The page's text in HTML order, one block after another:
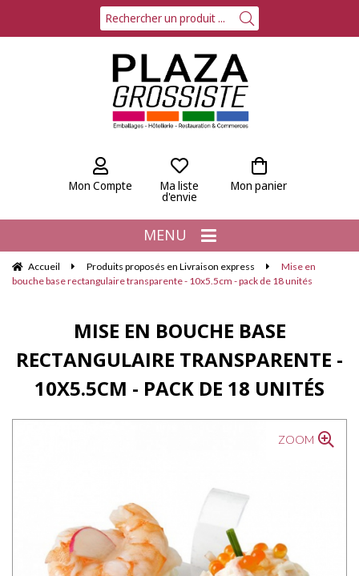
Mon Compte Mon panier
Ma liste
d'envie
MENU
Accueil Produits proposés en Livraison express
Mise en
bouche base rectangulaire transparente - 10x5.5cm - pack de 18 unités
MISE EN BOUCHE BASE
RECTANGULAIRE TRANSPARENTE -
10X5.5CM - PACK DE 18 UNITÉS
ZOOM